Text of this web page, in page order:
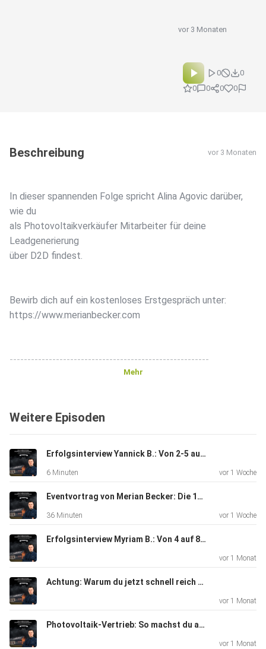
vor 3 Monaten
0
0
0
0 0 0
Beschreibung vor 3 Monaten
In dieser spannenden Folge spricht Alina Agovic darüber,
wie du
als Photovoltaikverkäufer Mitarbeiter für deine
Leadgenerierung
über D2D findest.
Bewirb dich auf ein kostenloses Erstgespräch unter:
https://www.merianbecker.com
--------------------------------------------------------
https://www.instagram.com/merian_becker/
Bewirb dich auf ein kostenloses Erstgespräch unter:
https://www.merianbecker.com
Mehr
Weitere Episoden
Erfolgsinterview Yannick B.: Von 2-5 auf 13 Anlagen im Monat Nur durch Eigenleads!
6 Minuten vor 1 Woche
Eventvortrag von Merian Becker: Die 11 Prinzipien der Topverkäufer (Photovoltaikvertrieb)
36 Minuten vor 1 Woche
Erfolgsinterview Myriam B.: Von 4 auf 8 Anlagen im Monat als Nebenberuflerin ohne mehr Zeitaufwand!
vor 1 Monat
Achtung: Warum du jetzt schnell reich werden musst! (Photovoltaikvertrieb)
vor 1 Monat
Photovoltaik-Vertrieb: So machst du aus „Ich möchte noch abwarten/vergleichen“ einen Abschluss!
vor 1 Monat